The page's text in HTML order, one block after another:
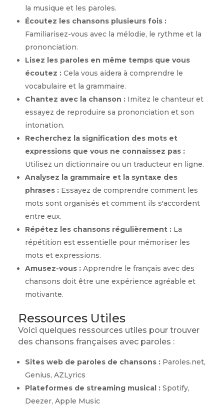
la musique et les paroles.
Écoutez les chansons plusieurs fois :
Familiarisez-vous avec la mélodie, le rythme et la
prononciation.
Lisez les paroles en même temps que vous
écoutez :Cela vous aidera à comprendre le
vocabulaire et la grammaire.
Chantez avec la chanson :Imitez le chanteur et
essayez de reproduire sa prononciation et son
intonation.
Recherchez la signification des mots et
expressions que vous ne connaissez pas :
Utilisez un dictionnaire ou un traducteur en ligne.
Analysez la grammaire et la syntaxe des
phrases :Essayez de comprendre comment les
mots sont organisés et comment ils s'accordent
entre eux.
Répétez les chansons régulièrement :La
répétition est essentielle pour mémoriser les
mots et expressions.
Amusez-vous :Apprendre le français avec des
chansons doit être une expérience agréable et
motivante.
Ressources Utiles
Voici quelques ressources utiles pour trouver
des chansons françaises avec paroles :
Sites web de paroles de chansons :Paroles.net,
Genius, AZLyrics
Plateformes de streaming musical :Spotify,
Deezer, Apple Music